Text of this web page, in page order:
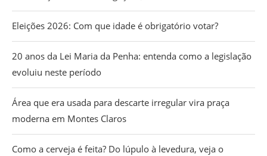
Eleições 2026: Com que idade é obrigatório votar?
20 anos da Lei Maria da Penha: entenda como a legislação
evoluiu neste período
Área que era usada para descarte irregular vira praça
moderna em Montes Claros
Como a cerveja é feita? Do lúpulo à levedura, veja o